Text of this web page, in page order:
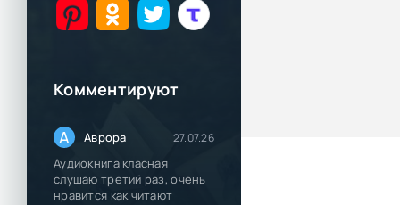
Комментируют
А Аврора 27.07.26
Аудиокнига класная
слушаю третий раз, очень
нравится как читают